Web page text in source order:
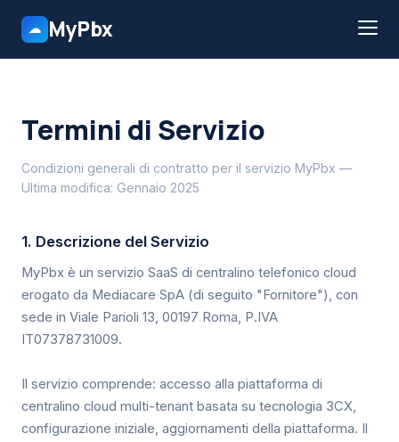
☁ MyPbx
Termini di Servizio
Condizioni generali di contratto per il servizio MyPbx —
Ultima modifica: Gennaio 2025
1. Descrizione del Servizio
MyPbx è un servizio SaaS di centralino telefonico cloud
erogato da Mediacare SpA (di seguito "Fornitore"), con
sede in Viale Parioli 13, 00197 Roma, P.IVA
IT07378731009.
Il servizio comprende: accesso alla piattaforma di
centralino cloud multi-tenant basata su tecnologia 3CX,
configurazione iniziale, aggiornamenti della piattaforma. Il